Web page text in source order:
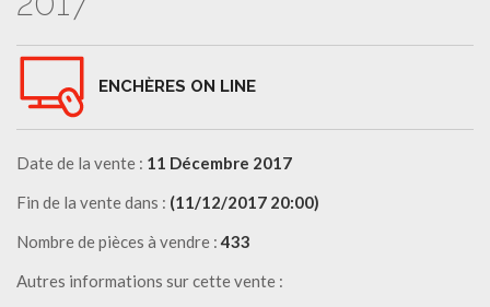
ENCHÈRES ON LINE
Date de la vente : 11 Décembre 2017
Fin de la vente dans : (11/12/2017 20:00)
Nombre de pièces à vendre :433
Autres informations sur cette vente :